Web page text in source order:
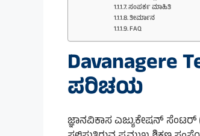
ಸಂಪರ್ಕ ಮಾಹಿತಿ
ತೀರ್ಮಾನ
FAQ
Davanagere
ಪರಿಚಯ
ಜ್ಞಾನವಿಕಾಸ ಎಜ್ಯುಕೇಷನ್ ಸೆಂಟರ್